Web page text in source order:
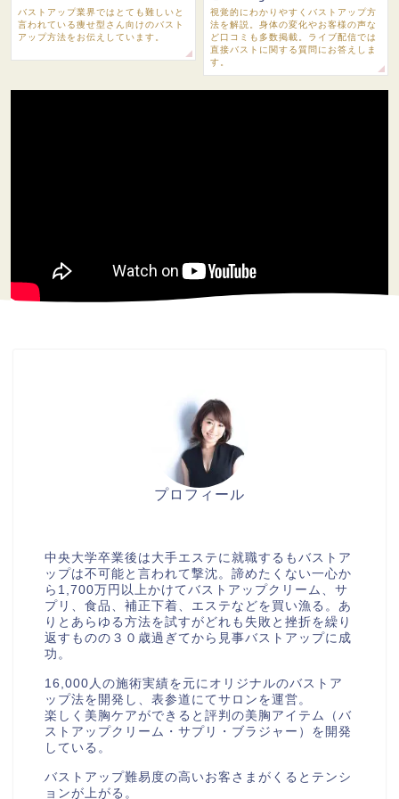
バストアップ業界ではとても難しいと
言われている痩せ型さん向けのバスト
アップ方法をお伝えしています。
視覚的にわかりやすくバストアップ方
法を解説。身体の変化やお客様の声な
ど口コミも多数掲載。ライブ配信では
直接バストに関する質問にお答えしま
す。
プロフィール
中央大学卒業後は大手エステに就職するもバストア
ップは不可能と言われて撃沈。諦めたくない一心か
ら1,700万円以上かけてバストアップクリーム、サ
プリ、食品、補正下着、エステなどを買い漁る。あ
りとあらゆる方法を試すがどれも失敗と挫折を繰り
返すものの３０歳過ぎてから見事バストアップに成
功。
16,000人の施術実績を元にオリジナルのバストア
ップ法を開発し、表参道にてサロンを運営。
楽しく美胸ケアができると評判の美胸アイテム（バ
ストアップクリーム・サプリ・ブラジャー）を開発
している。
バストアップ難易度の高いお客さまがくるとテンシ
ョンが上がる。